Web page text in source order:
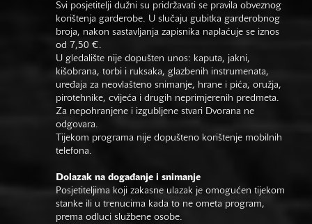
Svi posjetitelji dužni su pridržavati se pravila obveznog
korištenja garderobe. U slučaju gubitka garderobnog
broja, nakon sastavljanja zapisnika naplaćuje se iznos
od 7,50 €.
U gledalište nije dopušten unos: kaputa, jakni,
kišobrana, torbi i ruksaka, glazbenih instrumenata,
uređaja za neovlašteno snimanje, hrane i pića, oružja,
pirotehnike, cvijeća i drugih neprimjerenih predmeta.
Za nepohranjene i izgubljene stvari Dvorana ne
odgovara.
Tijekom programa nije dopušteno korištenje mobilnih
telefona.
Dolazak na događanje i snimanje
Posjetiteljima koji zakasne ulazak je omogućen tijekom
stanke ili u trenucima kada to ne ometa program,
prema odluci službene osobe.